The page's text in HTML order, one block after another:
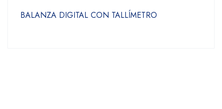
BALANZA DIGITAL CON TALLÍMETRO